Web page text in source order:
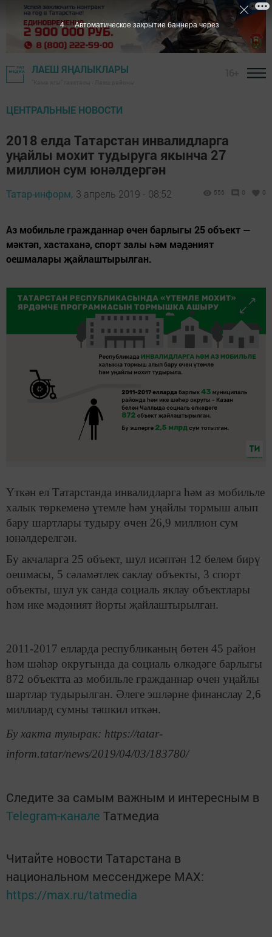
ЛАЕШ ЯҢАЛЫКЛАРЫ
ЦЕНТРАЛЬНЫЕ НОВОСТИ
2018 елда Татарстан инвалидларга
уңайлы мохит тудыруга якынча 27
миллион сум юнәлдергән
Татар-информ, 3 апрель 2019 - 08:52 556 0 0
Аз мобильле гражданнар өчен барлыгы 25 объект —
мәктәп, хастаханә, спорт залы һәм мәдәният
оешмалары җайлаштырылган.
Үткән ел Татарстанда инвалидларга һәм аз мобильле
халык төркеменә үтемле һәм уңайлы тормыш алып
бару шартлары тудыру өчен 26,9 миллион сум
юнәлдерелгән.
Бу акчаларга 25 объект, шул исәптән 12 белем бирү
оешмасы, 5 сәламәтлек саклау объекты, 3 спорт
объекты, шул ук санда социаль яклау объектлары
һәм ике мәдәният йорты җайлаштырылган.
2011-2017 елларда республиканың бөтен 45 район
һәм шәһәр округында да социаль өлкәдәге барлыгы
872 объектта аз мобильле гражданнар өчен уңайлы
шартлар тудырылган. Әлеге эшләрне финанслау 2,6
миллиард сумны тәшкил иткән.
Бу хакта тулырак: https://tatar-
inform.tatar/news/2019/04/03/183780/
Следите за самым важным и интересным в
Telegram-канале Татмедиа
Читайте новости Татарстана в
национальном мессенджере MАХ:
https://max.ru/tatmedia
3 Автоматическое закрытие баннера через